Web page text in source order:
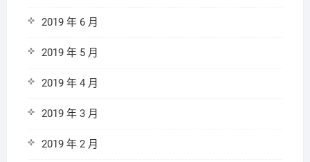
2019 年 6 月
2019 年 5 月
2019 年 4 月
2019 年 3 月
2019 年 2 月